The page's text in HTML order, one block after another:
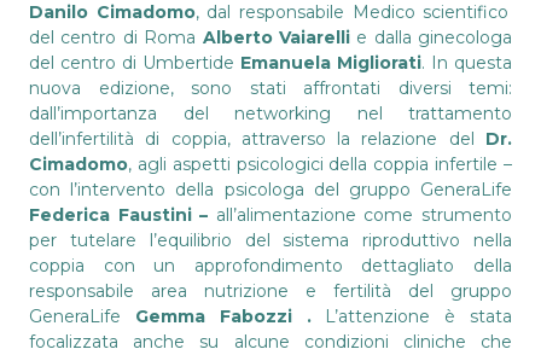
Danilo Cimadomo, dal responsabile Medico scientifico
del centro di Roma Alberto Vaiarelli e dalla ginecologa
del centro di Umbertide Emanuela Migliorati. In questa
nuova edizione, sono stati affrontati diversi temi:
dall’importanza del networking nel trattamento
dell’infertilità di coppia, attraverso la relazione del Dr.
Cimadomo, agli aspetti psicologici della coppia infertile –
con l’intervento della psicologa del gruppo GeneraLife
Federica Faustini – all’alimentazione come strumento
per tutelare l’equilibrio del sistema riproduttivo nella
coppia con un approfondimento dettagliato della
responsabile area nutrizione e fertilità del gruppo
GeneraLife Gemma Fabozzi . L’attenzione è stata
focalizzata anche su alcune condizioni cliniche che